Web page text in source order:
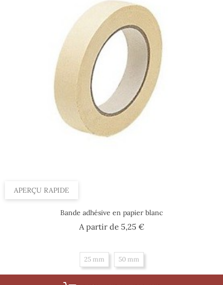
APERÇU RAPIDE
Bande adhésive en papier blanc
A partir de 5,25 €Prix
25 mm 50 mm